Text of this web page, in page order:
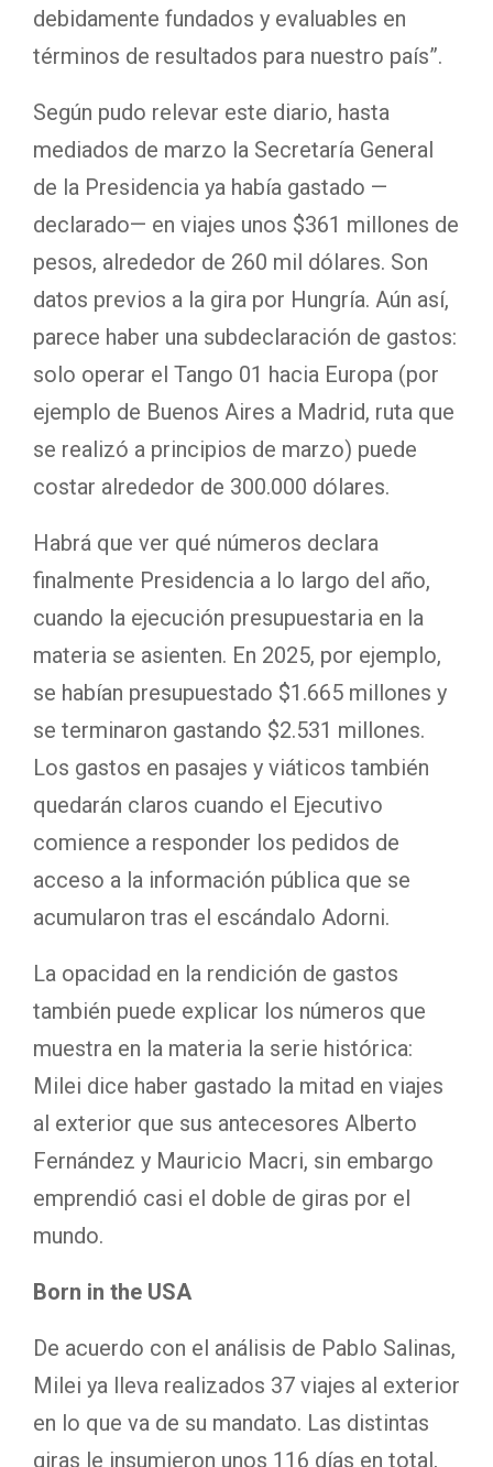
debidamente fundados y evaluables en
términos de resultados para nuestro país”.
Según pudo relevar este diario, hasta
mediados de marzo la Secretaría General
de la Presidencia ya había gastado —
declarado— en viajes unos $361 millones de
pesos, alrededor de 260 mil dólares. Son
datos previos a la gira por Hungría. Aún así,
parece haber una subdeclaración de gastos:
solo operar el Tango 01 hacia Europa (por
ejemplo de Buenos Aires a Madrid, ruta que
se realizó a principios de marzo) puede
costar alrededor de 300.000 dólares.
Habrá que ver qué números declara
finalmente Presidencia a lo largo del año,
cuando la ejecución presupuestaria en la
materia se asienten. En 2025, por ejemplo,
se habían presupuestado $1.665 millones y
se terminaron gastando $2.531 millones.
Los gastos en pasajes y viáticos también
quedarán claros cuando el Ejecutivo
comience a responder los pedidos de
acceso a la información pública que se
acumularon tras el escándalo Adorni.
La opacidad en la rendición de gastos
también puede explicar los números que
muestra en la materia la serie histórica:
Milei dice haber gastado la mitad en viajes
al exterior que sus antecesores Alberto
Fernández y Mauricio Macri, sin embargo
emprendió casi el doble de giras por el
mundo.
Born in the USA
De acuerdo con el análisis de Pablo Salinas,
Milei ya lleva realizados 37 viajes al exterior
en lo que va de su mandato. Las distintas
giras le insumieron unos 116 días en total,